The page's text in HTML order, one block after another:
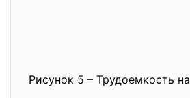
Рисунок 5 – Трудоемкость